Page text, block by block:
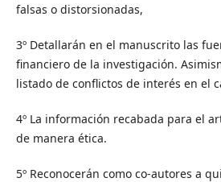
falsas o distorsionadas,
3º Detallarán en el manuscrito las
financiero de la investigación.
listado de conflictos de interés en el
4º La información recabada para el
de manera ética.
5º Reconocerán como co-autores a